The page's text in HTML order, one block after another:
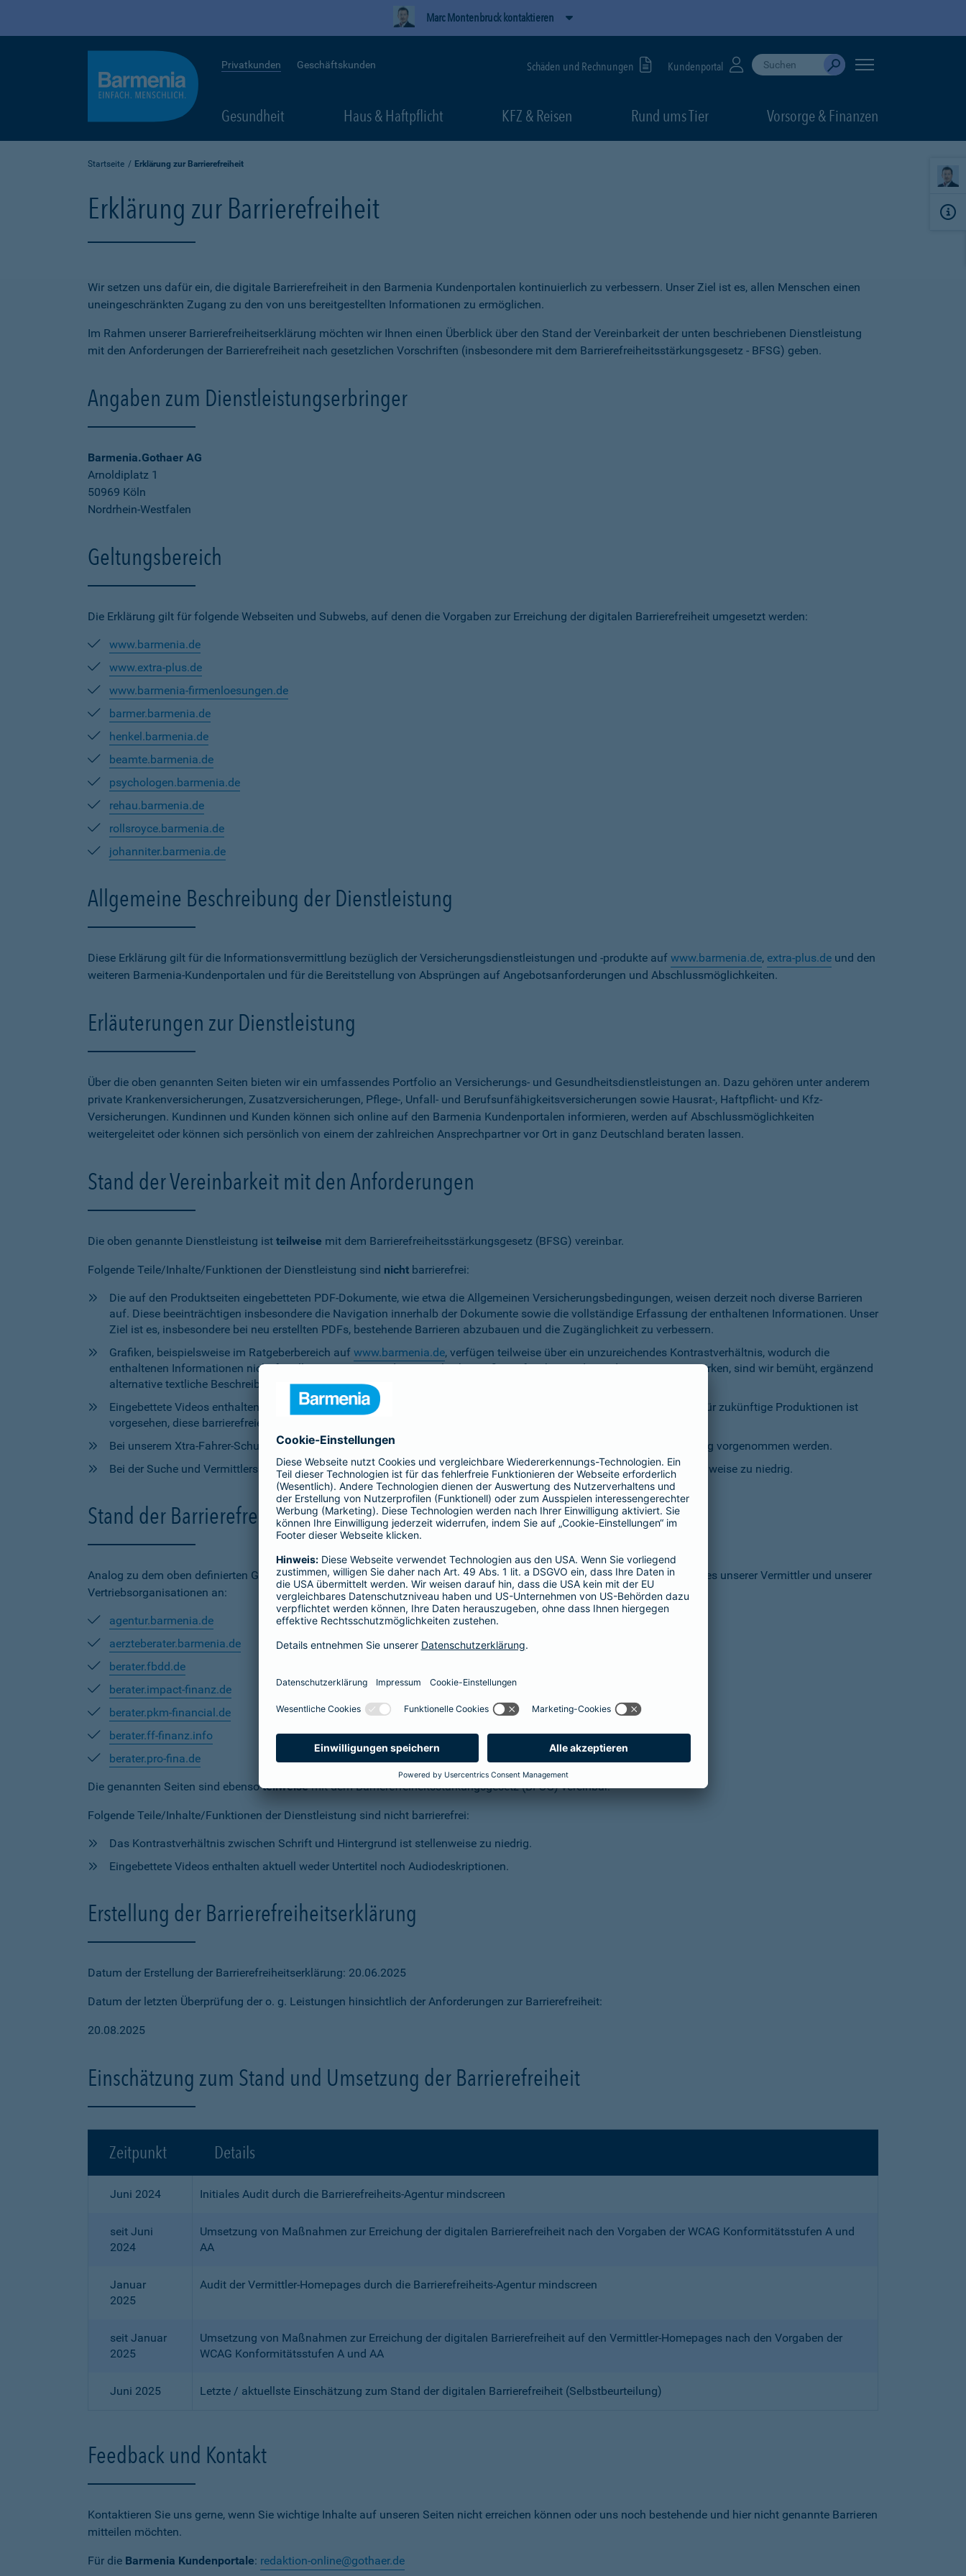
Marc Montenbruck kontaktieren
Privatkunden Geschäftskunden Schäden und Rechnungen Kundenportal Suche durchführen
When autocomplete results are available, use
Absenden
Gesundheit Haus & Haftpflicht KFZ & Reisen Rund ums Tier Vorsorge & Finanzen
Startseite Erklärung zur Barrierefreiheit
Erklärung zur Barrierefreiheit
Wir setzen uns dafür ein, die digitale Barrierefreiheit in den Barmenia Kundenportalen kontinuierlich zu verbessern. Unser Ziel ist es, allen Menschen einen
uneingeschränkten Zugang zu den von uns bereitgestellten Informationen zu ermöglichen.
Im Rahmen unserer Barrierefreiheitserklärung möchten wir Ihnen einen Überblick über den Stand der Vereinbarkeit der unten beschriebenen Dienstleistung
mit den Anforderungen der Barrierefreiheit nach gesetzlichen Vorschriften (insbesondere mit dem Barrierefreiheitsstärkungsgesetz - BFSG) geben.
Angaben zum Dienstleistungserbringer
Barmenia.Gothaer AG
Arnoldiplatz 1
50969 Köln
Nordrhein-Westfalen
Geltungsbereich
Die Erklärung gilt für folgende Webseiten und Subwebs, auf denen die Vorgaben zur Erreichung der digitalen Barrierefreiheit umgesetzt werden:
www.barmenia.de
www.extra-plus.de
www.barmenia-firmenloesungen.de
barmer.barmenia.de
henkel.barmenia.de
beamte.barmenia.de
psychologen.barmenia.de
rehau.barmenia.de
rollsroyce.barmenia.de
johanniter.barmenia.de
Allgemeine Beschreibung der Dienstleistung
Diese Erklärung gilt für die Informationsvermittlung bezüglich der Versicherungsdienstleistungen und -produkte auf www.barmenia.de, extra-plus.de und den
weiteren Barmenia-Kundenportalen und für die Bereitstellung von Absprüngen auf Angebotsanforderungen und Abschlussmöglichkeiten.
Erläuterungen zur Dienstleistung
Über die oben genannten Seiten bieten wir ein umfassendes Portfolio an Versicherungs- und Gesundheitsdienstleistungen an. Dazu gehören unter anderem
private Krankenversicherungen, Zusatzversicherungen, Pflege-, Unfall- und Berufsunfähigkeitsversicherungen sowie Hausrat-, Haftpflicht- und Kfz-
Versicherungen. Kundinnen und Kunden können sich online auf den Barmenia Kundenportalen informieren, werden auf Abschlussmöglichkeiten
weitergeleitet oder können sich persönlich von einem der zahlreichen Ansprechpartner vor Ort in ganz Deutschland beraten lassen.
Stand der Vereinbarkeit mit den Anforderungen
Die oben genannte Dienstleistung ist teilweise mit dem Barrierefreiheitsstärkungsgesetz (BFSG) vereinbar.
Folgende Teile/Inhalte/Funktionen der Dienstleistung sind nicht barrierefrei:
Die auf den Produktseiten eingebetteten PDF-Dokumente, wie etwa die Allgemeinen Versicherungsbedingungen, weisen derzeit noch diverse Barrieren
auf. Diese beeinträchtigen insbesondere die Navigation innerhalb der Dokumente sowie die vollständige Erfassung der enthaltenen Informationen. Unser
Ziel ist es, insbesondere bei neu erstellten PDFs, bestehende Barrieren abzubauen und die Zugänglichkeit zu verbessern.
Grafiken, beispielsweise im Ratgeberbereich auf www.barmenia.de, verfügen teilweise über ein unzureichendes Kontrastverhältnis, wodurch die
enthaltenen Informationen nicht für alle Nutzerinnen und Nutzer gleichermaßen erfassbar sind. Um dem entgegenzuwirken, sind wir bemüht, ergänzend
alternative textliche Beschreibungen zur Verfügung zu stellen.
Eingebettete Videos enthalten aktuell weder Untertitel noch Audiodeskriptionen, was ihre Zugänglichkeit einschränkt. Für zukünftige Produktionen ist
vorgesehen, diese barrierefreien Elemente bereitzustellen.
Bei unserem Xtra-Fahrer-Schutz kann die Anpassung der zu versichernden Tage momentan nicht per Tastaturbedienung vorgenommen werden.
Bei der Suche und Vermittlersuche auf barmenia.de ist das Kontrastverhältnis zwischen Schrift und Hintergrund stellenweise zu niedrig.
Stand der Barrierefreiheit auf den Vermittler-Homepages
Analog zu dem oben definierten Geltungsbereich streben wir die Umsetzung der digitalen Barrierefreiheit auf den Homepages unserer Vermittler und unserer
Vertriebsorganisationen an:
agentur.barmenia.de
aerzteberater.barmenia.de
berater.fbdd.de
berater.impact-finanz.de
berater.pkm-financial.de
berater.ff-finanz.info
berater.pro-fina.de
Die genannten Seiten sind ebensoteilweisemit dem Barrierefreiheitsstärkungsgesetz (BFSG) vereinbar.
Folgende Teile/Inhalte/Funktionen der Dienstleistung sind nicht barrierefrei:
Das Kontrastverhältnis zwischen Schrift und Hintergrund ist stellenweise zu niedrig.
Eingebettete Videos enthalten aktuell weder Untertitel noch Audiodeskriptionen.
Erstellung der Barrierefreiheitserklärung
Datum der Erstellung der Barrierefreiheitserklärung: 20.06.2025
Datum der letzten Überprüfung der o. g. Leistungen hinsichtlich der Anforderungen zur Barrierefreiheit:
20.08.2025
Einschätzung zum Stand und Umsetzung der Barrierefreiheit
Zeitpunkt Details
Juni 2024 Initiales Audit durch die Barrierefreiheits-Agentur mindscreen
seit Juni
2024
Umsetzung von Maßnahmen zur Erreichung der digitalen Barrierefreiheit nach den Vorgaben der WCAG Konformitätsstufen A und
AA
Januar
2025
Audit der Vermittler-Homepages durch die Barrierefreiheits-Agentur mindscreen
seit Januar
2025
Umsetzung von Maßnahmen zur Erreichung der digitalen Barrierefreiheit auf den Vermittler-Homepages nach den Vorgaben der
WCAG Konformitätsstufen A und AA
Juni 2025 Letzte / aktuellste Einschätzung zum Stand der digitalen Barrierefreiheit (Selbstbeurteilung)
Feedback und Kontakt
Kontaktieren Sie uns gerne, wenn Sie wichtige Inhalte auf unseren Seiten nicht erreichen können oder uns noch bestehende und hier nicht genannte Barrieren
mitteilen möchten.
Für die Barmenia Kundenportale: redaktion-online@gothaer.de